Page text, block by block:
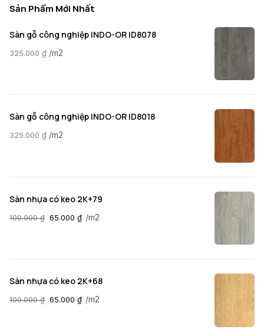
Sản Phẩm Mới Nhất
Sàn gỗ công nghiệp INDO-OR ID8078
325.000 ₫ /m2
Sàn gỗ công nghiệp INDO-OR ID8018
325.000 ₫ /m2
Sàn nhựa có keo 2K+79
100.000₫ 65.000 ₫ /m2
Sàn nhựa có keo 2K+68
100.000₫ 65.000 ₫ /m2